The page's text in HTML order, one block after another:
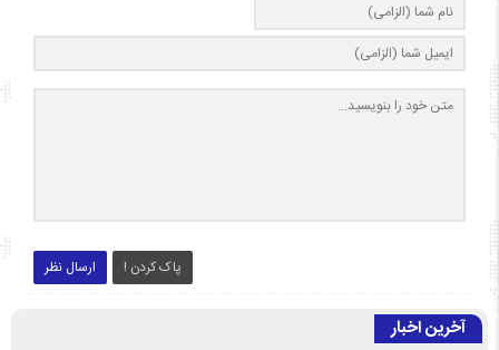
ارسال نظر پاک کردن !
آخرین اخبار